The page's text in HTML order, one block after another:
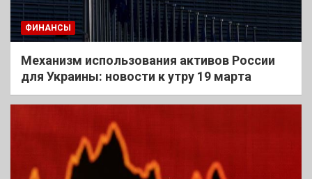
ФИНАНСЫ
Механизм использования активов России
для Украины: новости к утру 19 марта